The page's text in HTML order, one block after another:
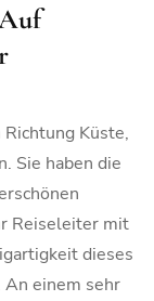
Küste,
Sie haben die
Reiseleiter mit
dieses
An einem sehr